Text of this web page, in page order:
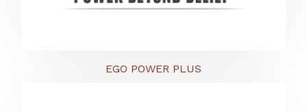
EGO POWER PLUS